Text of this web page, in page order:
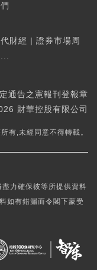
財經 | 證券市場周
通告之憲報刊登報章
財華控股有限公司
有,未經同意不得轉載。
力確保彼等所提供資料
如有錯漏而令閣下蒙受